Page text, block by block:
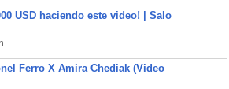
USD haciendo este video! | Salo
Ferro X Amira Chediak (Video